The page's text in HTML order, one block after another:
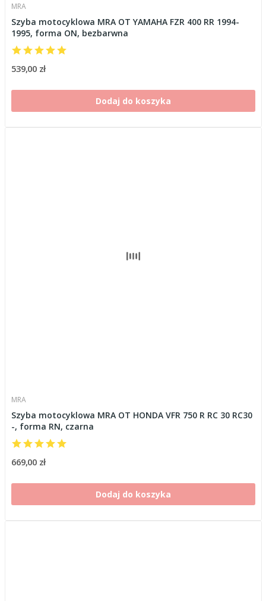
MRA
Szyba motocyklowa MRA OT YAMAHA FZR 400 RR 1994-
1995, forma ON, bezbarwna
539,00 zł
Dodaj do koszyka
MRA
Szyba motocyklowa MRA OT HONDA VFR 750 R RC 30 RC30
-, forma RN, czarna
669,00 zł
Dodaj do koszyka